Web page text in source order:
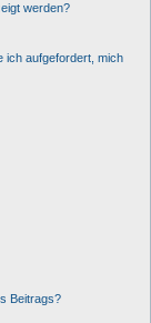
werden?
ich aufgefordert, mich
Beitrags?